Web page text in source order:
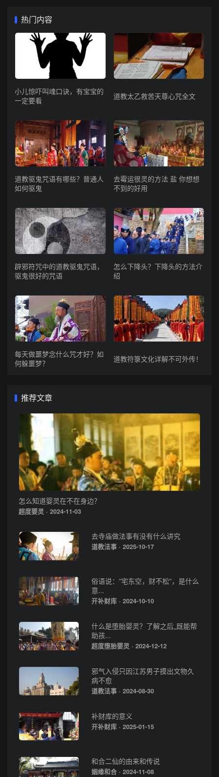
热门内容
小儿惊吓叫魂口诀，有宝宝的
一定要看
道教太乙救苦天尊心咒全文
道教驱鬼咒语有哪些？普通人
如何驱鬼
去霉运很灵的方法 盐 你想想
不到的好用
辟邪符咒中的道教驱鬼咒语，
驱鬼很好的咒语
怎么下降头？下降头的方法介
绍
每天做噩梦念什么咒才好？如
何躲噩梦？
道教符箓文化详解不可外传！
推荐文章
怎么知道婴灵在不在身边？
超度婴灵 · 2024-11-03
去寺庙做法事有没有什么讲究
道教法事 · 2025-10-17
俗语说：“宅东空，财不松”，是什么
意...
开补财库 · 2024-10-10
什么是堕胎婴灵？了解之后_既能帮
助孩...
超度堕胎婴灵 · 2024-12-12
邪气入侵只因江苏男子摸出文物久
病不愈
道教法事 · 2024-08-30
补财库的意义
开补财库 · 2025-01-15
和合二仙的由来和传说
姻缘和合 · 2024-11-08